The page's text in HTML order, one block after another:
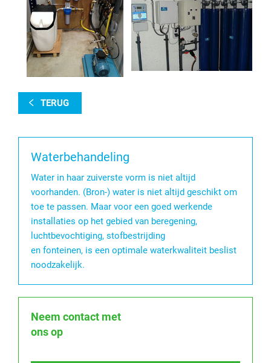
TERUG
Waterbehandeling
Water in haar zuiverste vorm is niet altijd
voorhanden. (Bron-) water is niet altijd geschikt om
toe te passen. Maar voor een goed werkende
installaties op het gebied van beregening,
luchtbevochtiging, stofbestrijding
en fonteinen, is een optimale waterkwaliteit beslist
noodzakelijk.
Neem contact met
ons op